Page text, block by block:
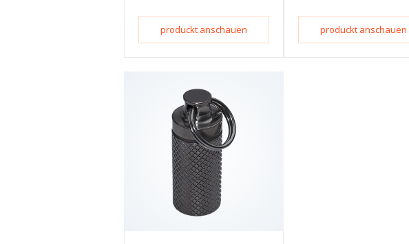
produckt anschauen produckt anschauen